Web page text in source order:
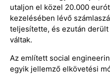
utaljon el közel 20.000
kezelésében lévő
teljesítette, és ezután
váltak.
Az említett social
egyik jellemző elkövetési